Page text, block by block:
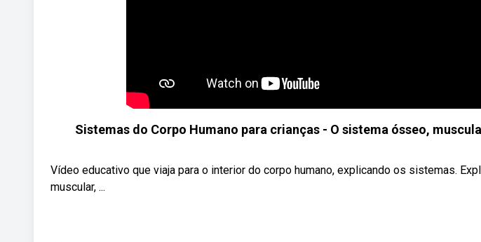
Sistemas do Corpo Humano para crianças - O sistema ósseo,
Vídeo educativo que viaja para o interior do corpo humano, explicando os sistemas.
muscular, ...